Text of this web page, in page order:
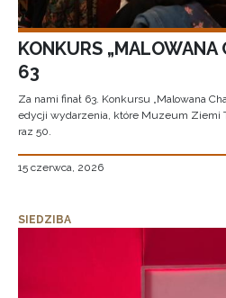
KONKURS „MALOWANA
63
Za nami finał 63. Konkursu „Malowana
edycji wydarzenia, które Muzeum Ziemi
raz 50.
15 czerwca, 2026
SIEDZIBA